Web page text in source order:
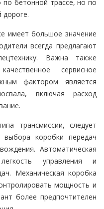
бетонной трассе, но по
имеет большое значение
всегда предлагают
Важна также
сервисное
фактором является
включая расход
трансмиссии, следует
коробки передач
Автоматическая
управления и
Механическая коробка
мощность и
более предпочтителен